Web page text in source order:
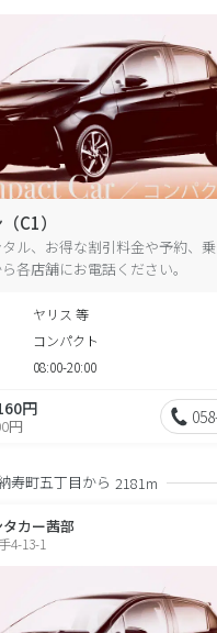
C1）
ル、お得な割引料金や予約、
各店舗にお電話ください。
ヤリス 等
コンパクト
08:00-20:00
円
円
寿町五丁目から 2181m
タカー茜部
4-13-1